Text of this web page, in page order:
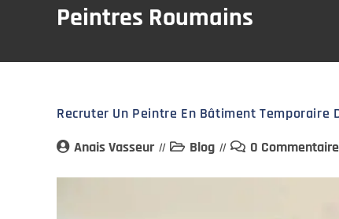
Peintres Roumains
Recruter Un Peintre En Bâtiment Temporaire
Anais Vasseur
Blog 0 Commentaire